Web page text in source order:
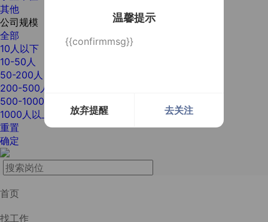
温馨提示
{{confirmmsg}}
放弃提醒 去关注
其他
公司规模
全部
10人以下
10-50人
50-200人
200-500人
500-1000人
1000人以上
重置
确定
首页
找工作